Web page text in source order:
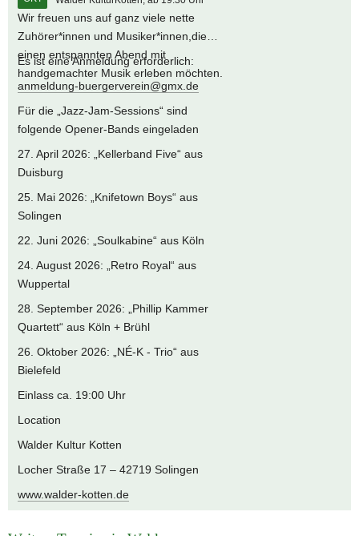
Wir freuen uns auf ganz viele nette
Zuhörer*innen und Musiker*innen,die
einen entspannten Abend mit
handgemachter Musik erleben möchten.
Es ist eine Anmeldung erforderlich:
anmeldung-buergerverein@gmx.de
Für die „Jazz-Jam-Sessions“ sind
folgende Opener-Bands eingeladen
27. April 2026: „Kellerband Five“ aus
Duisburg
25. Mai 2026: „Knifetown Boys“ aus
Solingen
22. Juni 2026: „Soulkabine“ aus Köln
24. August 2026: „Retro Royal“ aus
Wuppertal
28. September 2026: „Phillip Kammer
Quartett“ aus Köln + Brühl
26. Oktober 2026: „NÉ-K - Trio“ aus
Bielefeld
Einlass ca. 19:00 Uhr
Location
Walder Kultur Kotten
Locher Straße 17 – 42719 Solingen
www.walder-kotten.de